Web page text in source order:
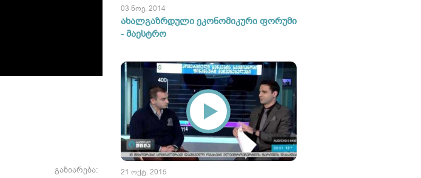
გაზიარება:
03 ნოე. 2014
ახალგაზრდული ეკონომიკური ფორუმი
- მაესტრო
21 ოქტ. 2015